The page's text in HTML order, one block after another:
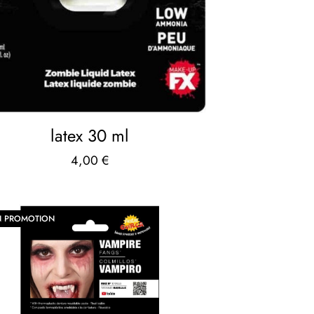
latex 30 ml
4,00€
PROMOTION